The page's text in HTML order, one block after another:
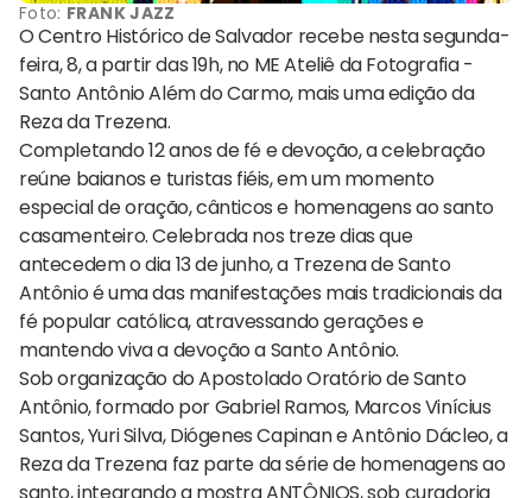
Foto: FRANK JAZZ
O Centro Histórico de Salvador recebe nesta segunda-
feira, 8, a partir das 19h, no ME Ateliê da Fotografia -
Santo Antônio Além do Carmo, mais uma edição da
Reza da Trezena.
Completando 12 anos de fé e devoção, a celebração
reúne baianos e turistas fiéis, em um momento
especial de oração, cânticos e homenagens ao santo
casamenteiro. Celebrada nos treze dias que
antecedem o dia 13 de junho, a Trezena de Santo
Antônio é uma das manifestações mais tradicionais da
fé popular católica, atravessando gerações e
mantendo viva a devoção a Santo Antônio.
Sob organização do Apostolado Oratório de Santo
Antônio, formado por Gabriel Ramos, Marcos Vinícius
Santos, Yuri Silva, Diógenes Capinan e Antônio Dácleo, a
Reza da Trezena faz parte da série de homenagens ao